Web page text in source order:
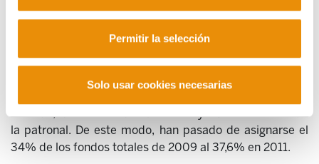
Permitir la selección
Solo usar cookies necesarias
Aunque en 2011 el importe total de las ayudas
millones) las organizaciones que forman parte del
diálogo social, y que deciden sobre estos extremos, no
sufren recorte alguno. Como se ve, en los últimos años
mismas, tanto en el caso de CCOO y UGT como en el de
la patronal. De este modo, han pasado de asignarse el
34% de los fondos totales de 2009 al 37,6% en 2011.